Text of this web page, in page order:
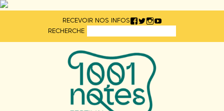
RECEVOIR NOS INFOS
RECHERCHE